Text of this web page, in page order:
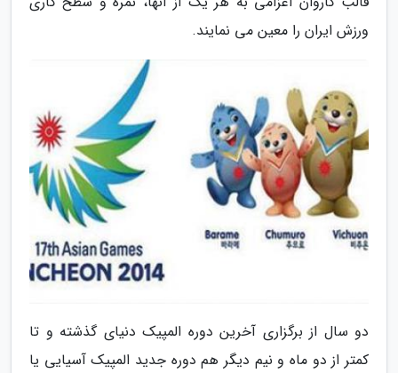
ورزش ایران را معین می نمایند.
دو سال از برگزاری آخرین دوره المپیک دنیای گذشته و تا
کمتر از دو ماه و نیم دیگر هم دوره جدید المپیک آسیایی یا